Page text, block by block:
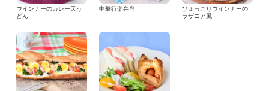
ウインナーのカレー天う
どん
中華行楽弁当
ひょっこりウインナーの
ラザニア風